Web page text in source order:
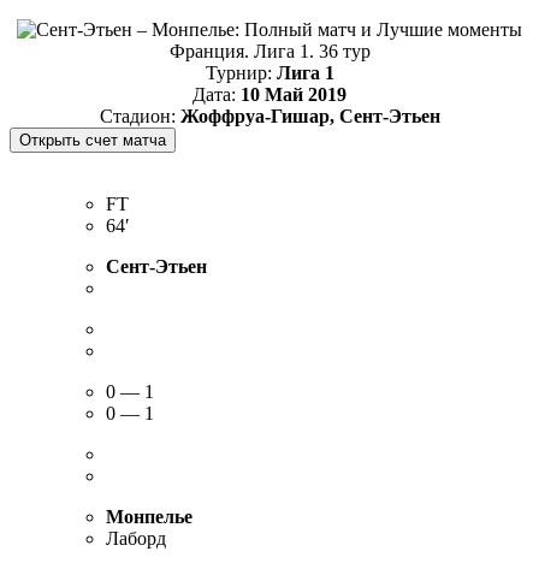
Франция. Лига 1. 36 тур
Турнир: Лига 1
Дата: 10 Май 2019
Стадион: Жоффруа-Гишар, Сент-Этьен
FT
64′
Сент-Этьен
0 — 1
0 — 1
Монпелье
Лаборд